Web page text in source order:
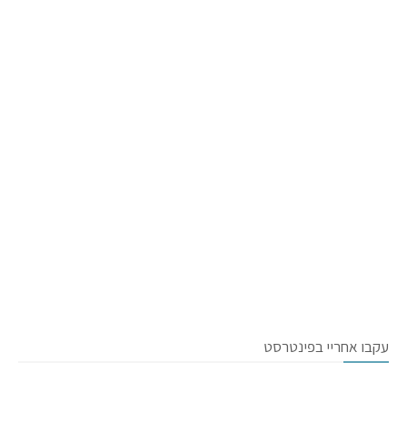
עקבו אחריי בפינטרסט